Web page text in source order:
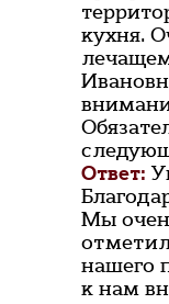
кухня.
Ответ:
Мы
нашего
к нам